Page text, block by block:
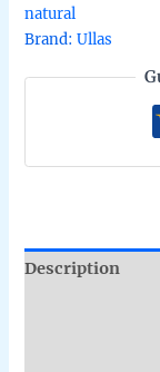
natural
Brand:Ullas
Description